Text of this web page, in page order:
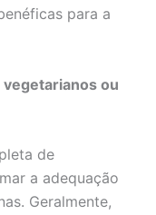
para a
ou
de
a adequação
Geralmente,